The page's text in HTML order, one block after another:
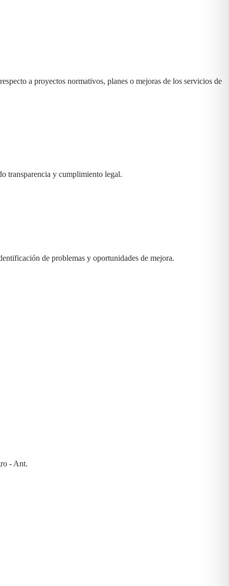
a proyectos normativos, planes o mejoras de los servicios de
transparencia y cumplimiento legal.
de problemas y oportunidades de mejora.
- Ant.